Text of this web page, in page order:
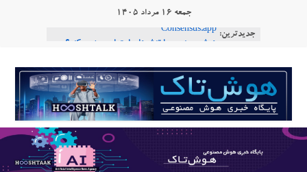
جمعه ۱۶ مرداد ۱۴۰۵
جدیدترین:
Consensus.app
طبیعی فارسی
ربات «Aru» محصول شرکت فرانسوی Nio
Robotics
ربات T‑800
هوشتاک
پایگاه